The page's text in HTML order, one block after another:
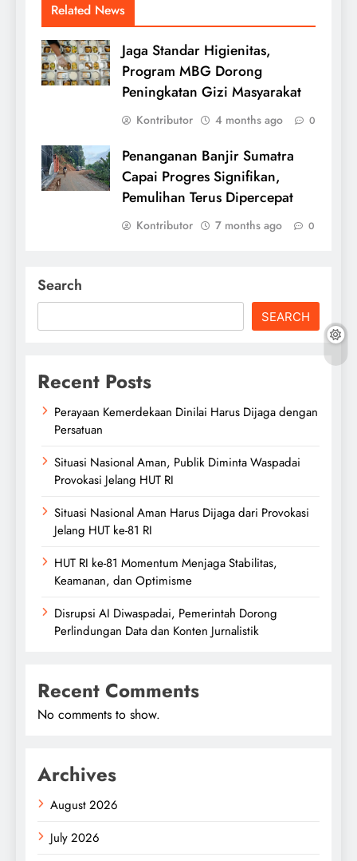
Related News
Jaga Standar Higienitas,
Program MBG Dorong
Peningkatan Gizi Masyarakat
Kontributor 4 months ago 0
Penanganan Banjir Sumatra
Capai Progres Signifikan,
Pemulihan Terus Dipercepat
Kontributor 7 months ago 0
Search
SEARCH
Recent Posts
Perayaan Kemerdekaan Dinilai Harus Dijaga dengan
Persatuan
Situasi Nasional Aman, Publik Diminta Waspadai
Provokasi Jelang HUT RI
Situasi Nasional Aman Harus Dijaga dari Provokasi
Jelang HUT ke-81 RI
HUT RI ke-81 Momentum Menjaga Stabilitas,
Keamanan, dan Optimisme
Disrupsi AI Diwaspadai, Pemerintah Dorong
Perlindungan Data dan Konten Jurnalistik
Recent Comments
No comments to show.
Archives
August 2026
July 2026